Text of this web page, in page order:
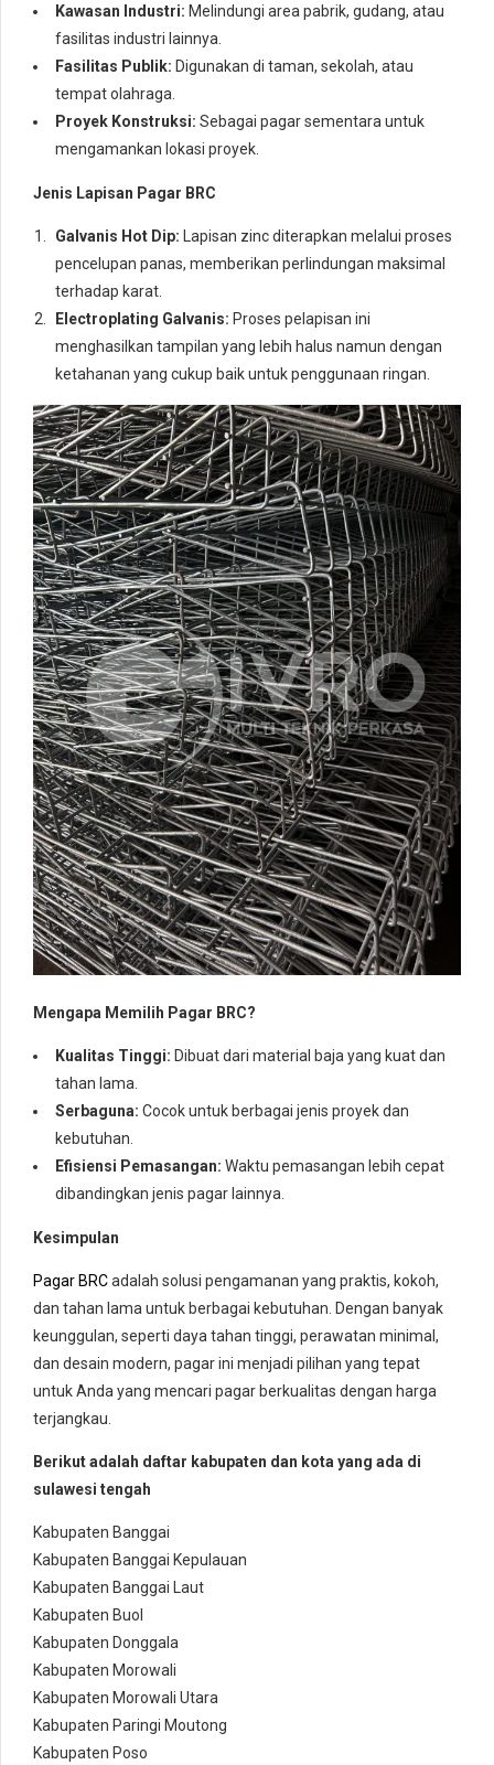
Kawasan Industri: Melindungi area pabrik, gudang, atau
fasilitas industri lainnya.
Fasilitas Publik: Digunakan di taman, sekolah, atau
tempat olahraga.
Proyek Konstruksi: Sebagai pagar sementara untuk
mengamankan lokasi proyek.
Jenis Lapisan Pagar BRC
Galvanis Hot Dip: Lapisan zinc diterapkan melalui proses
pencelupan panas, memberikan perlindungan maksimal
terhadap karat.
Electroplating Galvanis: Proses pelapisan ini
menghasilkan tampilan yang lebih halus namun dengan
ketahanan yang cukup baik untuk penggunaan ringan.
Mengapa Memilih Pagar BRC?
Kualitas Tinggi: Dibuat dari material baja yang kuat dan
tahan lama.
Serbaguna: Cocok untuk berbagai jenis proyek dan
kebutuhan.
Efisiensi Pemasangan: Waktu pemasangan lebih cepat
dibandingkan jenis pagar lainnya.
Kesimpulan
Pagar BRCadalah solusi pengamanan yang praktis, kokoh,
dan tahan lama untuk berbagai kebutuhan. Dengan banyak
keunggulan, seperti daya tahan tinggi, perawatan minimal,
dan desain modern, pagar ini menjadi pilihan yang tepat
untuk Anda yang mencari pagar berkualitas dengan harga
terjangkau.
Berikut adalah daftar kabupaten dan kota yang ada di
sulawesi tengah
Kabupaten Banggai
Kabupaten Banggai Kepulauan
Kabupaten Banggai Laut
Kabupaten Buol
Kabupaten Donggala
Kabupaten Morowali
Kabupaten Morowali Utara
Kabupaten Paringi Moutong
Kabupaten Poso